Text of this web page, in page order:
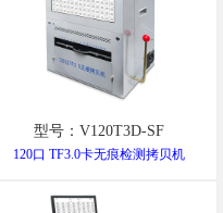
型号：V120T3D-SF
120口 TF3.0卡无痕检测拷贝机